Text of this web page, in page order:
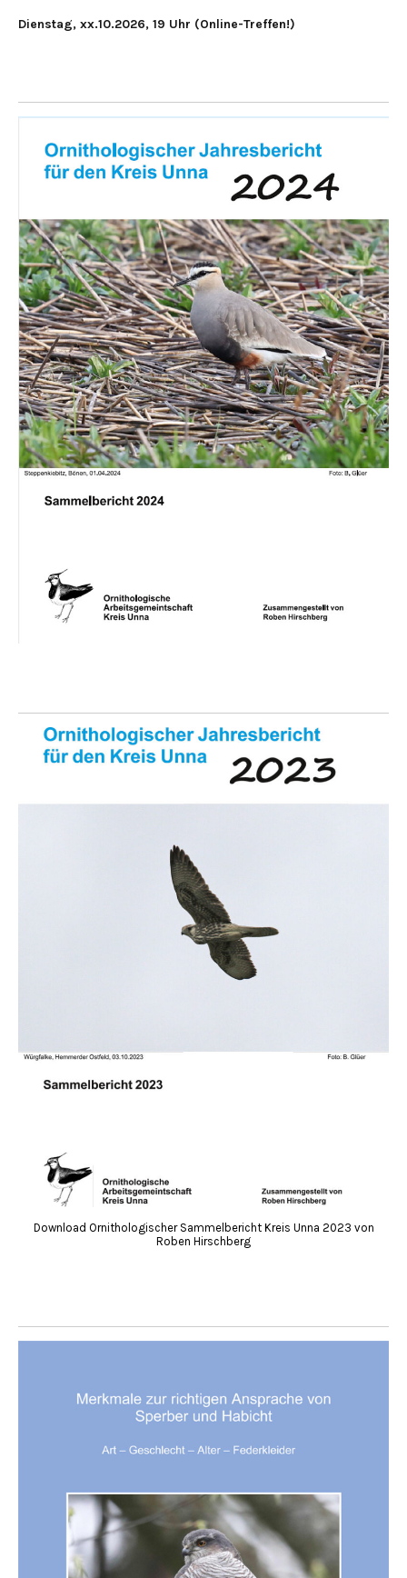
Dienstag, xx.10.2026, 19 Uhr (Online-Treffen!)
Download Ornithologischer Sammelbericht Kreis Unna 2023 von
Roben Hirschberg